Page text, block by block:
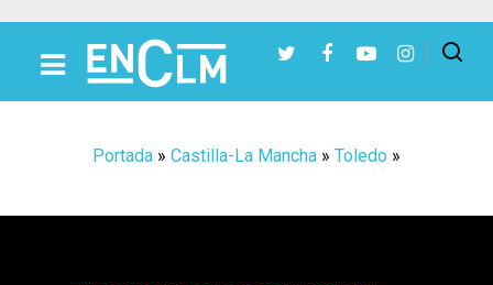
Portada » Castilla-La Mancha » Toledo »